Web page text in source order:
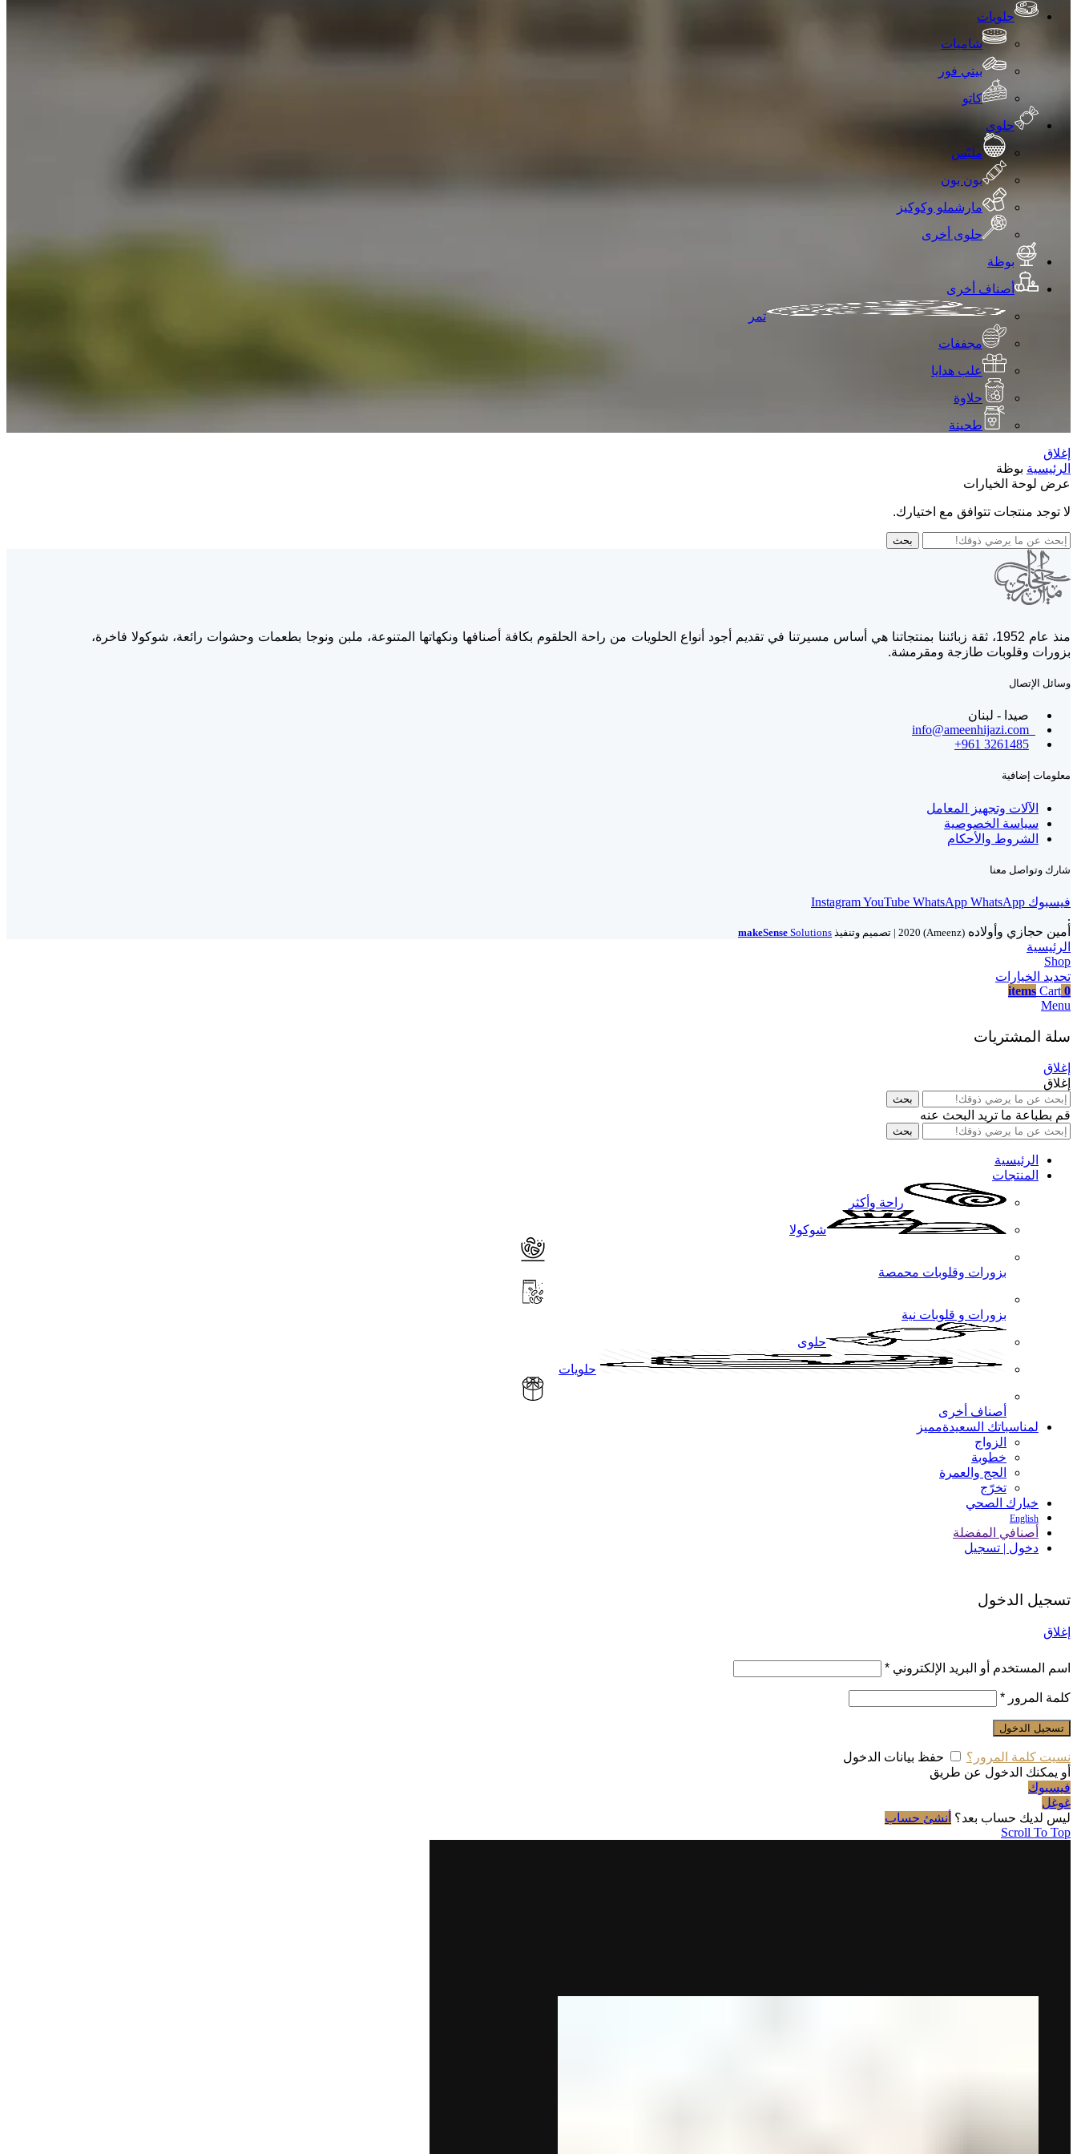
حلويات
شاميات
بيتي فور
كاتو
حلوى
ملبّس
بون بون
مارشملو وكوكيز
حلوى أخرى
بوظة
أصناف أخرى
تمر
مجففات
علب هدايا
حلاوة
طحينة
إغلاق
الرئيسية بوظة
عرض لوحة الخيارات
لا توجد منتجات تتوافق مع اختيارك.
بحث
منذ عام 1952، ثقة زبائننا بمنتجاتنا هي أساس مسيرتنا في تقديم أجود أنواع الحلويات من راحة الحلقوم بكافة أصنافها ونكهاتها المتنوعة، ملبن ونوجا بطعمات وحشوات رائعة، شوكولا فاخرة،
بزورات وقلوبات طازجة ومقرمشة.
وسائل الإتصال
صيدا - لبنان
+961 3261485
معلومات إضافية
الآلات وتجهيز المعامل
سياسة الخصوصية
الشروط والأحكام
شارك وتواصل معنا
فيسبوك InstagramYouTube WhatsApp WhatsApp
.
أمين حجازي وأولاده (Ameenz) 2020 | تصميم وتنفيذ makeSense Solutions
الرئيسية
Shop
تحديد الخيارات
0
items Cart
Menu
سلة المشتريات
إغلاق
إغلاق
بحث
قم بطباعة ما تريد البحث عنه
بحث
الرئيسية
المنتجات
راحة وأكثر
شوكولا
بزورات وقلوبات محمصة
بزورات و قلوبات نية
حلوى
حلويات
أصناف أخرى
لمناسباتك السعيدةمميز
الزواج
خطوبة
الحج والعمرة
تخرّج
خيارك الصحي
English
أصنافي المفضلة
دخول | تسجيل
تسجيل الدخول
إغلاق
اسم المستخدم أو البريد الإلكتروني *
كلمة المرور *
تسجيل الدخول
نسيت كلمة المرور؟
حفظ بيانات الدخول
أو يمكنك الدخول عن طريق
فيسبوك
غوغل
ليس لديك حساب بعد؟ أنشئ حساب
Scroll To Top